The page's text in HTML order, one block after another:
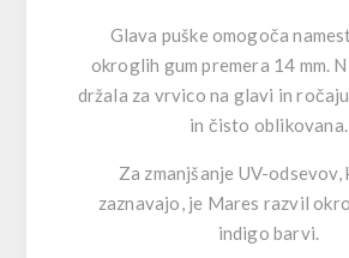
Glava puške omogoča
okroglih gum premera 14 mm.
držala za vrvico na glavi in
in čisto oblikovana.
Za zmanjšanje UV-odsevov,
zaznavajo, je Mares razvil
indigo barvi.